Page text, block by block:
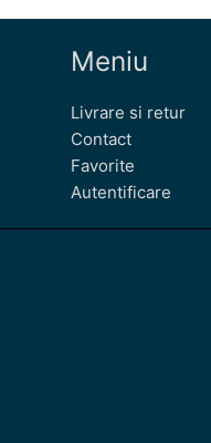
Meniu
Livrare si retur
Contact
Favorite
Autentificare